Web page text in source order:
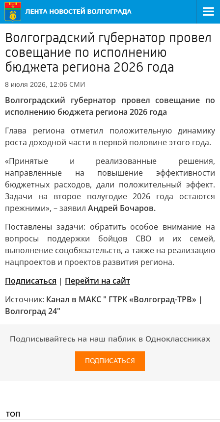
Волгоградский губернатор провел
совещание по исполнению
бюджета региона 2026 года
8 июля 2026, 12:06 СМИ
Волгоградский губернатор провел совещание по
исполнению бюджета региона 2026 года
Глава региона отметил положительную динамику
роста доходной части в первой половине этого года.
«Принятые и реализованные решения,
направленные на повышение эффективности
бюджетных расходов, дали положительный эффект.
Задачи на второе полугодие 2026 года остаются
прежними», – заявил Андрей Бочаров.
Поставлены задачи: обратить особое внимание на
вопросы поддержки бойцов СВО и их семей,
выполнение соцобязательств, а также на реализацию
нацпроектов и проектов развития региона.
Подписаться | Перейти на сайт
Источник: Канал в МАКС " ГТРК «Волгоград-ТРВ» |
Волгоград 24"
Подписывайтесь на наш паблик в Одноклассниках
ПОДПИСАТЬСЯ
ТОП